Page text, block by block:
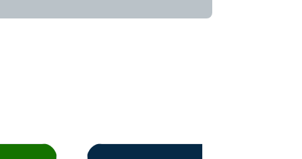
o Aprova Concursos em depoimento
Estudante Alessandra recomenda o Aprova